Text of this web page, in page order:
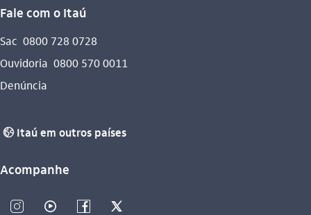
Fale com o Itaú
Sac 0800 728 0728
Ouvidoria 0800 570 0011
Denúncia
globo_outline Itaú em outros países
Acompanhe
instagram_outline video_outline facebook_outline twitter_outline